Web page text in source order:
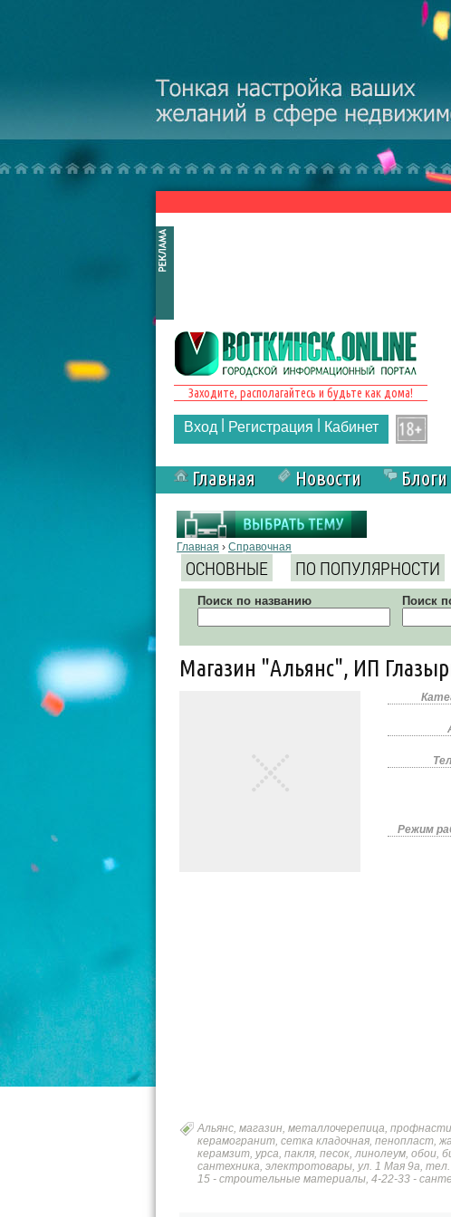
Заходите, располагайтесь и будьте как дома!
Вход Регистрация Кабинет
Главная Новости Блоги
Вы здесь
Главная › Справочная
ОСНОВНЫЕ ПО ПОПУЛЯРНОСТИ
Поиск по названию Поиск
Магазин "Альянс", ИП
Режим
Альянс, магазин, металлочерепица,
керамогранит, сетка кладочная, пенопласт,
керамзит, урса, пакля, песок, линолеум,
сантехника, электротовары, ул. 1 Мая 9а,
15 - строительные материалы, 4-22-33 -